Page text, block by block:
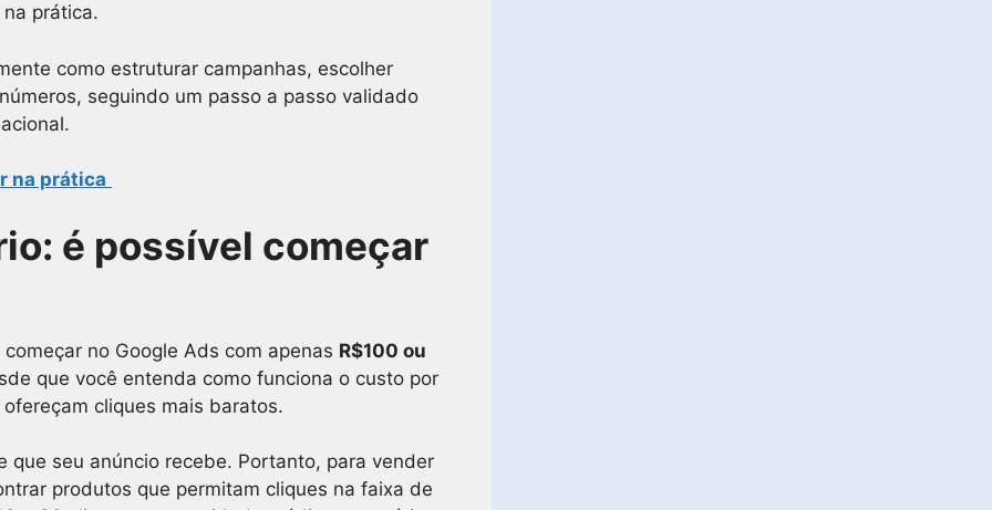
prática.
como estruturar campanhas, escolher
seguindo um passo a passo validado
na prática
é possível começar
no Google Ads com apenas R$100 ou
que você entenda como funciona o custo por
cliques mais baratos.
que seu anúncio recebe. Portanto, para vender
produtos que permitam cliques na faixa de